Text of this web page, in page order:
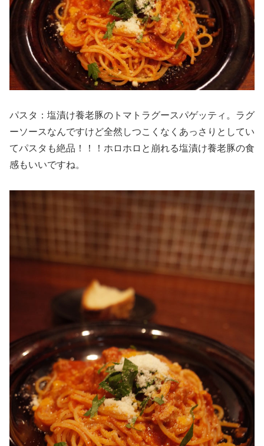
パスタ：塩漬け養老豚のトマトラグースパゲッティ。ラグ
ーソースなんですけど全然しつこくなくあっさりとしてい
てパスタも絶品！！！ホロホロと崩れる塩漬け養老豚の食
感もいいですね。